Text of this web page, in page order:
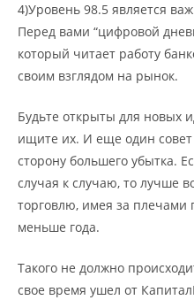
4)Уровень 98.5 является
Перед вами “цифровой
который читает работу
своим взглядом на рынок.
Будьте открыты для новых
ищите их. И еще один совет
сторону большего убытка.
случая к случаю, то лучше
торговлю, имея за плечами
меньше года.
Такого не должно
свое время ушел от